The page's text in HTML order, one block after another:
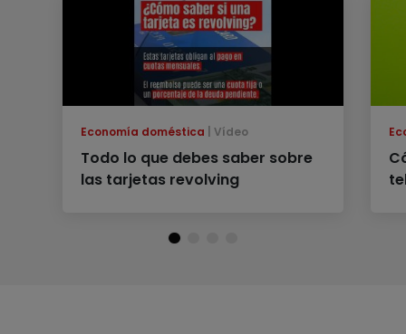
Economía doméstica Vídeo
Todo lo que debes saber sobre
las tarjetas revolving